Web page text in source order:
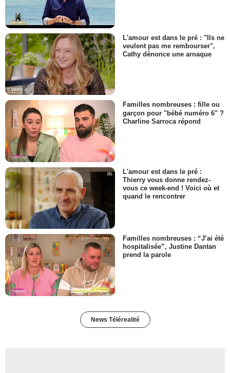
L'amour est dans le pré : "Ils ne
veulent pas me rembourser",
Cathy dénonce une arnaque
Familles nombreuses : fille ou
garçon pour "bébé numéro 6" ?
Charline Sarroca répond
L'amour est dans le pré :
Thierry vous donne rendez-
vous ce week-end ! Voici où et
quand le rencontrer
Familles nombreuses : “J’ai été
hospitalisée”, Justine Dantan
prend la parole
News Télérealité